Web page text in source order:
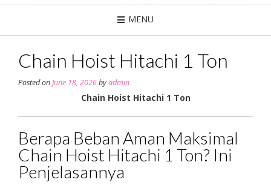
MENU
Chain Hoist Hitachi 1 Ton
Posted onJune 18, 2026byadmin
Chain Hoist Hitachi 1 Ton
Berapa Beban Aman Maksimal
Chain Hoist Hitachi 1 Ton? Ini
Penjelasannya